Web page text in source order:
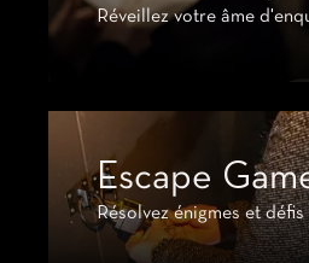
Réveillez votre âme
Escape
Résolvez énigmes et défis